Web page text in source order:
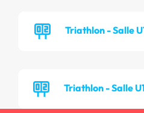
Triathlon - Salle
Triathlon - Salle